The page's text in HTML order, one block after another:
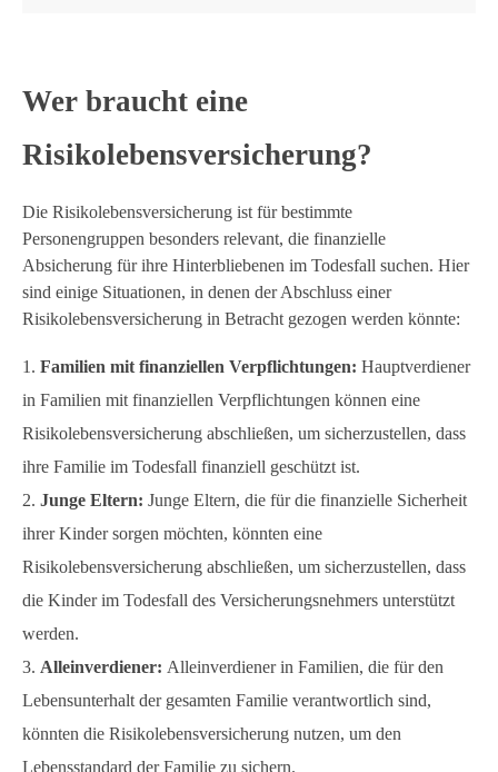
Wer braucht eine
Risikolebensversicherung?
Die Risikolebensversicherung ist für bestimmte
Personengruppen besonders relevant, die finanzielle
Absicherung für ihre Hinterbliebenen im Todesfall suchen. Hier
sind einige Situationen, in denen der Abschluss einer
Risikolebensversicherung in Betracht gezogen werden könnte:
Familien mit finanziellen Verpflichtungen: Hauptverdiener
in Familien mit finanziellen Verpflichtungen können eine
Risikolebensversicherung abschließen, um sicherzustellen, dass
ihre Familie im Todesfall finanziell geschützt ist.
Junge Eltern: Junge Eltern, die für die finanzielle Sicherheit
ihrer Kinder sorgen möchten, könnten eine
Risikolebensversicherung abschließen, um sicherzustellen, dass
die Kinder im Todesfall des Versicherungsnehmers unterstützt
werden.
Alleinverdiener: Alleinverdiener in Familien, die für den
Lebensunterhalt der gesamten Familie verantwortlich sind,
könnten die Risikolebensversicherung nutzen, um den
Lebensstandard der Familie zu sichern.